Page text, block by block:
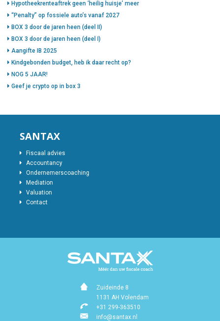
Hypotheekrenteaftrek geen ‘heilig huisje’ meer
“Penalty” op fossiele auto’s vanaf 2027
BOX 3 door de jaren heen (deel II)
BOX 3 door de jaren heen (deel I)
Aangifte IB 2025
Kindgebonden budget, heb ik daar recht op?
NOG 5 JAAR!
Geef je crypto op in box 3
SANTAX
Fiscaal advies
Accountancy
Ondernemerscoaching
Mediation
Valuation
Contact
Zuideinde 8
1131 AH Volendam
+31 299-363510
info@santax.nl